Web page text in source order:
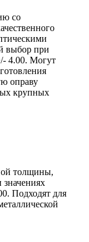
со
выбор при
4.00. Могут
оправу
крупных
толщины,
Подходят для